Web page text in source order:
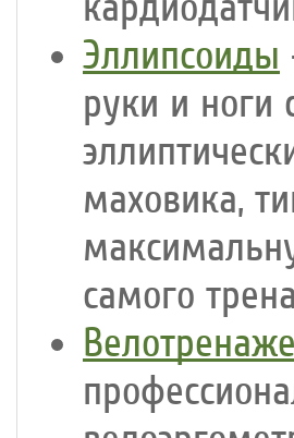
Эллипсоиды
руки и ноги
маховика,
самого